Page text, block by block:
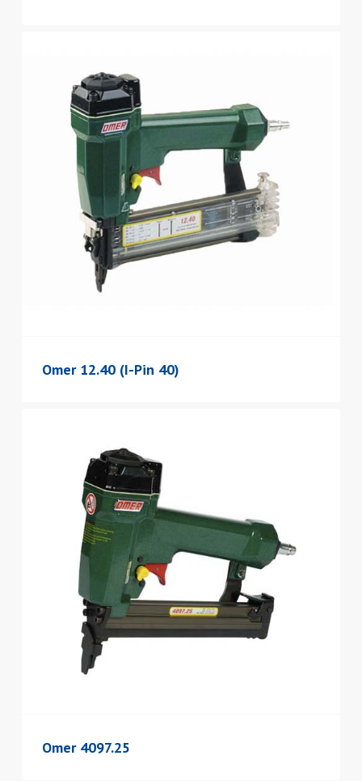
Omer 12.40 (I-Pin 40)
Omer 4097.25